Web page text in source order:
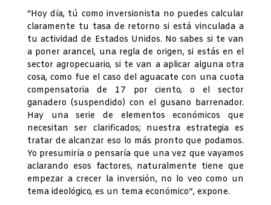
“Hoy día, tú como inversionista no puedes calcular
claramente tu tasa de retorno si está vinculada a
tu actividad de Estados Unidos. No sabes si te van
a poner arancel, una regla de origen, si estás en el
sector agropecuario, si te van a aplicar alguna otra
cosa, como fue el caso del aguacate con una cuota
compensatoria de 17 por ciento, o el sector
ganadero (suspendido) con el gusano barrenador.
Hay una serie de elementos económicos que
necesitan ser clarificados; nuestra estrategia es
tratar de alcanzar eso lo más pronto que podamos.
Yo presumiría o pensaría que una vez que vayamos
aclarando esos factores, naturalmente tiene que
empezar a crecer la inversión, no lo veo como un
tema ideológico, es un tema económico”, expone.